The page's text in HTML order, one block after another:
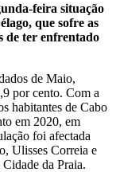
feira situação
que sofre as
de ter enfrentado
de Maio,
por cento. Com a
habitantes de Cabo
em 2020, em
foi afectada
Ulisses Correia e
da Praia.